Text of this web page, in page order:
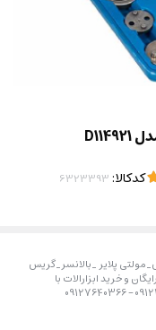
کدکالا:
پلایر _بالانسر_گریس
و خرید ابزارالات با